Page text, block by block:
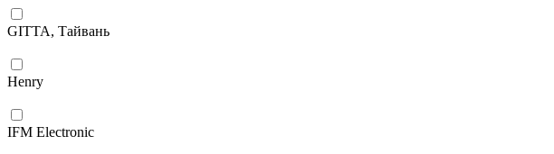
GITTA, Тайвань
Henry
IFM Electronic